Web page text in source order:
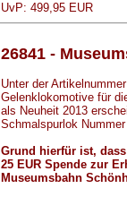
UvP: 499,95 EUR
26841 -
Unter der
Gelenklokomotive für
als Neuheit 2013
Schmalspurlok
Grund hierfür ist,
25 EUR Spende zur
Museumsbahn